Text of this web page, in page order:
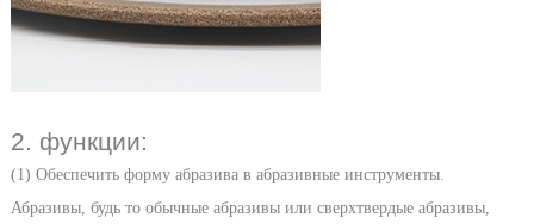
2. функции:
(1) Обеспечить форму абразива в абразивные инструменты.
Абразивы, будь то обычные абразивы или сверхтвердые абразивы,